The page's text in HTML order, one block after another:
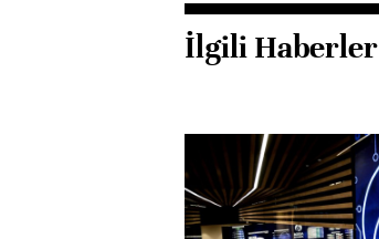
İlgili Haberler